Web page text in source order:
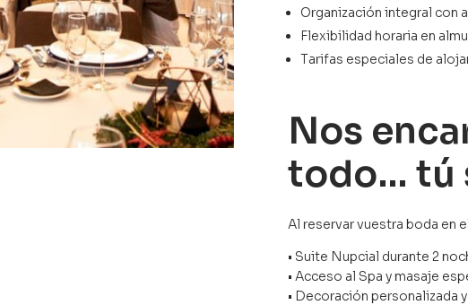
Organización integral con
Flexibilidad horaria en
Tarifas especiales de
Nos
todo… tú
Al reservar vuestra boda en
• Suite Nupcial durante 2
• Acceso al Spa y masaje
• Decoración personalizada